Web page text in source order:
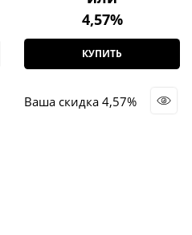
4,57%
КУПИТЬ
Ваша скидка 4,57%